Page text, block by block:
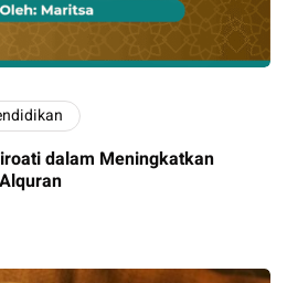
dalam Meningkatkan